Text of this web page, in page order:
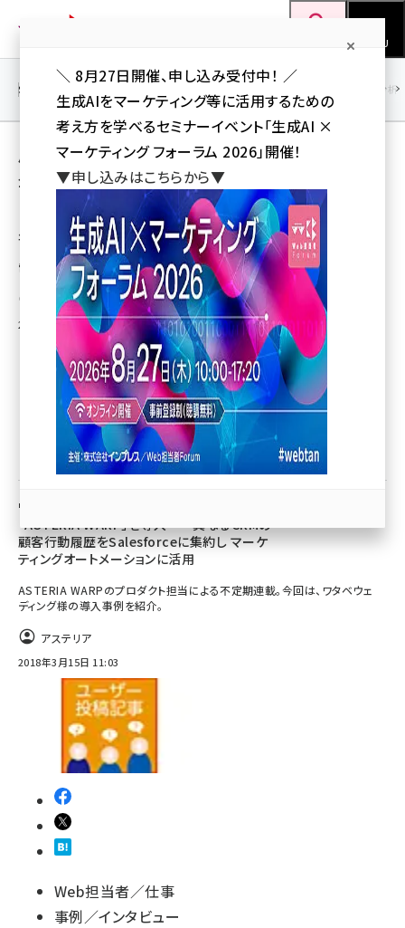
ン
MENU
seo (3524)
ai (2804)
youtube (2431)
note (2312)
セミナー (2306)
z世代 (1622)
meo (1275)
llmo (1163)
SEO アクセス解析／データ分析
用語「実績」 が使われている記事の一覧
全 8 記事中 1 ～ 8 を表示中
「2014年 日本の広告費」は6兆1522億円、前
年比102.9％で3年連続前年実績を上回る
電通が日本国内の総広告費と、媒体別・業種別広告費を推計し、発表
岩佐 義人（Web担 編集部）
2015年2月26日 14:52
調査／リサーチ／統計
ワタベウェディング様がデータ連携ツール
「ASTERIA WARP」を導入ーー異なるCRMの
顧客行動履歴をSalesforceに集約し マーケ
ティングオートメーションに活用
ASTERIA WARPのプロダクト担当による不定期連載。今回は、ワタベウェ
ディング様の導入事例を紹介。
アステリア
2018年3月15日 11:03
Web担当者／仕事
事例／インタビュー
＼ 8月27日開催、申し込み受付中！ ／
生成AIをマーケティング等に活用するための
考え方を学べるセミナーイベント「生成AI ×
マーケティング フォーラム 2026」開催！
▼申し込みはこちらから▼